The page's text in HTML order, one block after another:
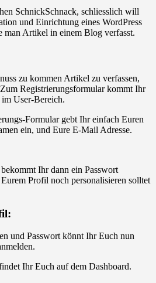
SchnickSchnack, schliesslich will
und Einrichtung eines WordPress
man Artikel in einem Blog verfasst.
zu kommen Artikel zu verfassen,
Registrierungsformular kommt Ihr
im User-Bereich.
Formular gebt Ihr einfach Euren
ein, und Eure E-Mail Adresse.
Ihr dann ein Passwort
Profil noch personalisieren solltet
und Passwort könnt Ihr Euch nun
Ihr Euch auf dem Dashboard.